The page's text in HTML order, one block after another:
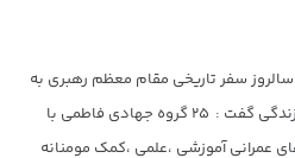
سفر تاریخی مقام معظم رهبری به
کازرون و سالروز تاسیس بسیج سازندگی گفت : ۲۵ گروه جهادی فاطمی با
عمرانی آموزشی ،علمی ،کمک مومنانه